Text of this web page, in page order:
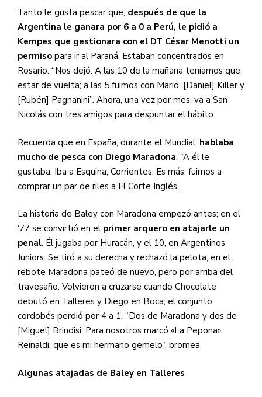
Tanto le gusta pescar que, después de que la
Argentina le ganara por 6 a 0 a Perú, le pidió a
Kempes que gestionara con el DT César Menotti un
permiso para ir al Paraná. Estaban concentrados en
Rosario. “Nos dejó. A las 10 de la mañana teníamos que
estar de vuelta; a las 5 fuimos con Mario, [Daniel] Killer y
[Rubén] Pagnanini”. Ahora, una vez por mes, va a San
Nicolás con tres amigos para despuntar el hábito.
Recuerda que en España, durante el Mundial, hablaba
mucho de pesca con Diego Maradona. “A él le
gustaba. Iba a Esquina, Corrientes. Es más: fuimos a
comprar un par de riles a El Corte Inglés”.
La historia de Baley con Maradona empezó antes; en el
‘77 se convirtió en el primer arquero en atajarle un
penal. Él jugaba por Huracán, y el 10, en Argentinos
Juniors. Se tiró a su derecha y rechazó la pelota; en el
rebote Maradona pateó de nuevo, pero por arriba del
travesaño. Volvieron a cruzarse cuando Chocolate
debutó en Talleres y Diego en Boca; el conjunto
cordobés perdió por 4 a 1. “Dos de Maradona y dos de
[Miguel] Brindisi. Para nosotros marcó «La Pepona»
Reinaldi, que es mi hermano gemelo”, bromea.
Algunas atajadas de Baley en Talleres